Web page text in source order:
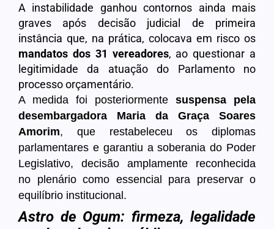
A instabilidade ganhou contornos ainda mais
graves após decisão judicial de primeira
instância que, na prática, colocava em risco os
mandatos dos 31 vereadores, ao questionar a
legitimidade da atuação do Parlamento no
processo orçamentário.
A medida foi posteriormente suspensa pela
desembargadora Maria da Graça Soares
Amorim, que restabeleceu os diplomas
parlamentares e garantiu a soberania do Poder
Legislativo, decisão amplamente reconhecida
no plenário como essencial para preservar o
equilíbrio institucional.
Astro de Ogum: firmeza, legalidade